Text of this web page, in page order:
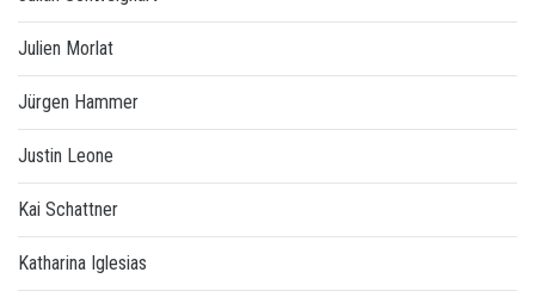
Julien Morlat
Jürgen Hammer
Justin Leone
Kai Schattner
Katharina Iglesias